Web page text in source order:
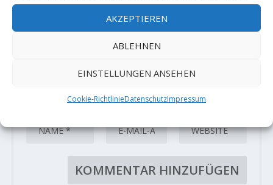
AKZEPTIEREN
ABLEHNEN
EINSTELLUNGEN ANSEHEN
Cookie-RichtlinieDatenschutzImpressum